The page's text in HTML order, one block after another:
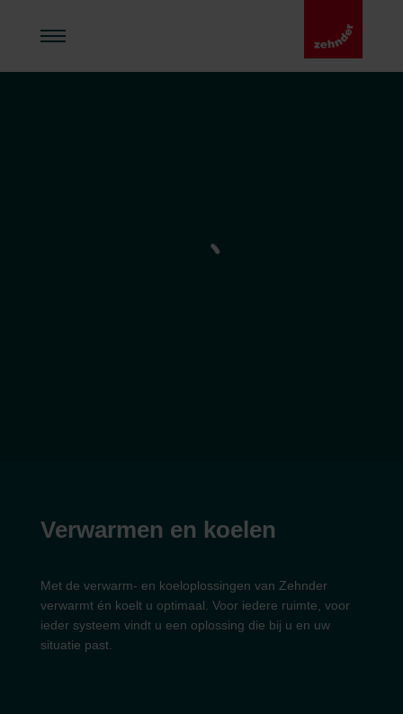
Verwarmen en koelen
Met de verwarm- en koeloplossingen van Zehnder
verwarmt én koelt u optimaal. Voor iedere ruimte, voor
ieder systeem vindt u een oplossing die bij u en uw
situatie past.